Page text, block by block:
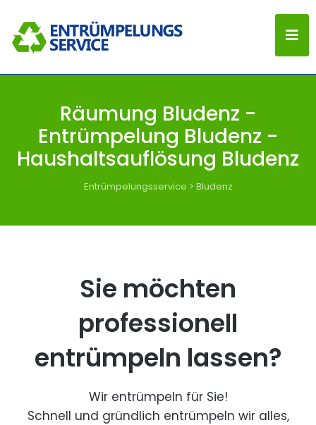
Räumung Bludenz -
Entrümpelung Bludenz -
Haushaltsauflösung Bludenz
Entrümpelungsservice > Bludenz
Sie möchten
professionell
entrümpeln lassen?
Wir entrümpeln für Sie!
Schnell und gründlich entrümpeln wir alles,